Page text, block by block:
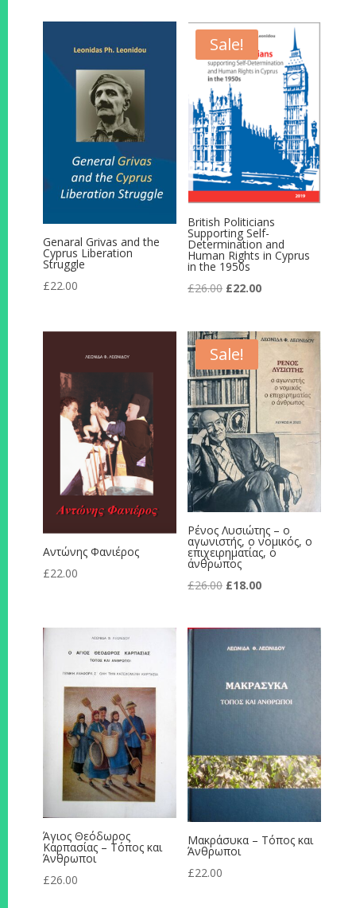
was:
is:
£22.00.£18.00.
Genaral Grivas and the
Cyprus Liberation
Struggle
£22.00
Sale!
British Politicians
Supporting Self-
Determination and
Human Rights in Cyprus
in the 1950s
£26.00 Original
was:
£26.00.
£22.00Current
is:
£22.00.
Αντώνης Φανιέρος
£22.00
Sale!
Ρένος Λυσιώτης – ο
αγωνιστής, ο νομικός, ο
επιχειρηματίας, ο
άνθρωπος
£26.00 Original
was:
£26.00.
£18.00Current
is:
£18.00.
Άγιος Θεόδωρος
Καρπασίας – Τόπος και
Άνθρωποι
£26.00
Μακράσυκα – Τόπος και
Άνθρωποι
£22.00